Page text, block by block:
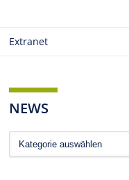
Extranet
NEWS
News